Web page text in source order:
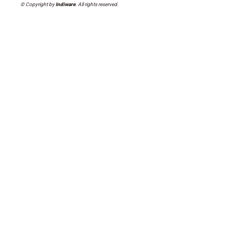
© Copyright byIndiware. All rights reserved.